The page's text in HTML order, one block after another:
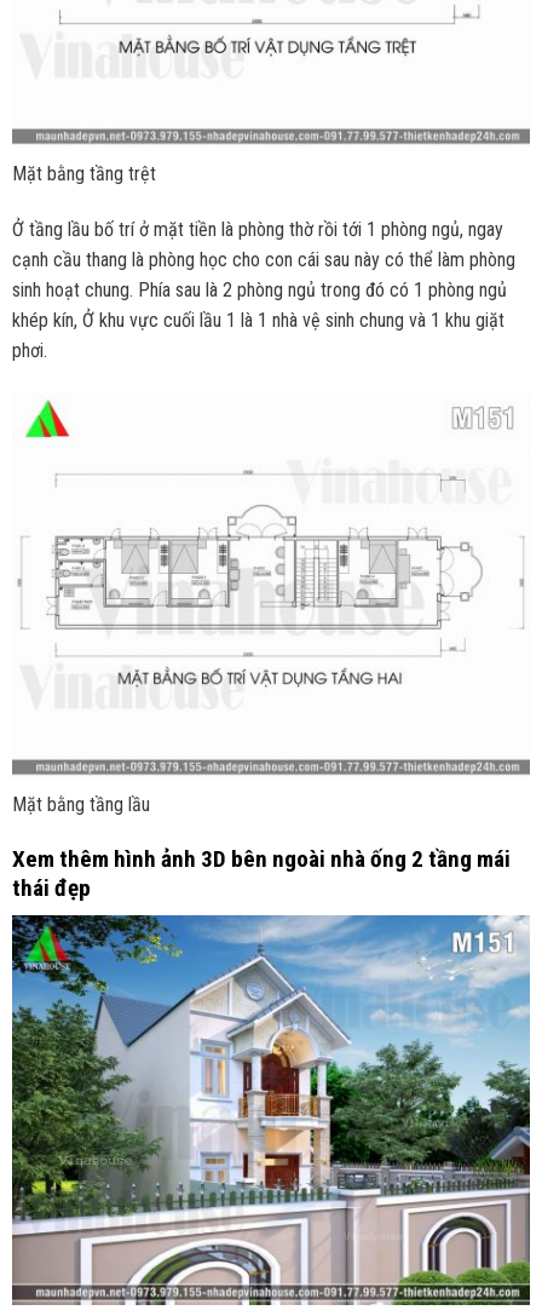
Mặt bằng tầng trệt
Ở tầng lầu bố trí ở mặt tiền là phòng thờ rồi tới 1 phòng ngủ, ngay
cạnh cầu thang là phòng học cho con cái sau này có thể làm phòng
sinh hoạt chung. Phía sau là 2 phòng ngủ trong đó có 1 phòng ngủ
khép kín, Ở khu vực cuối lầu 1 là 1 nhà vệ sinh chung và 1 khu giặt
phơi.
Mặt bằng tầng lầu
Xem thêm hình ảnh 3D bên ngoài nhà ống 2 tầng mái
thái đẹp